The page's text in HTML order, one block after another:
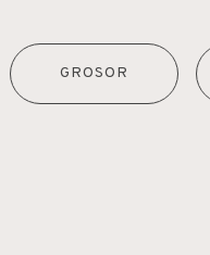
GROSOR